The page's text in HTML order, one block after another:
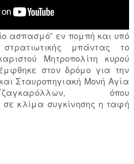
ασπασμό” εν πομπή και υπό
μπάντας το
Μητροπολίτη κυρού
στον δρόμο για την
Σταυροπηγιακή Μονή Αγία
όπου
σε κλίμα συγκίνησης η ταφή